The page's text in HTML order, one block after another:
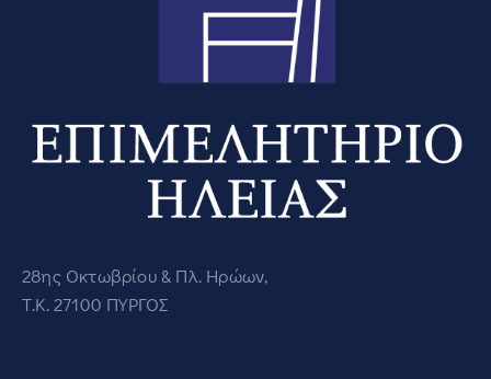
28ης Οκτωβρίου & Πλ. Ηρώων,
Τ.Κ. 27100 ΠΥΡΓΟΣ